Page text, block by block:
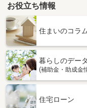
熊本県熊本市東区榎町
価 格
専有面
間取り
熊本県熊本市北区楠
お役立ち情報
住まいのコラム
暮らしのデータ
(補助金・助成金
住宅ローン